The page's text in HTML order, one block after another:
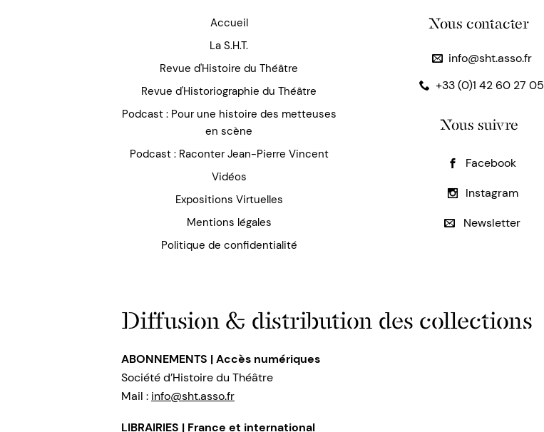
Accueil
La S.H.T.
Revue d'Histoire du Théâtre
Revue d'Historiographie du Théâtre
Podcast : Pour une histoire des metteuses
en scène
Podcast : Raconter Jean-Pierre Vincent
Vidéos
Expositions Virtuelles
Mentions légales
Politique de confidentialité
Nous contacter
info@sht.asso.fr
+33 (0)1 42 60 27 05
Nous suivre
Facebook
Instagram
Newsletter
Diffusion & distribution des collections
ABONNEMENTS | Accès numériques
Société d’Histoire du Théâtre
Mail : info@sht.asso.fr
LIBRAIRIES | France et international